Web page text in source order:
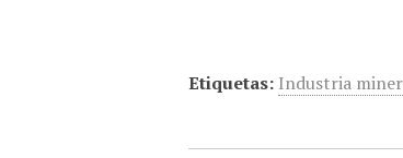
Etiquetas: Industria